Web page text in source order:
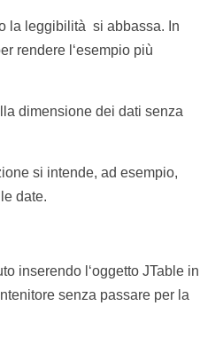
la leggibilità si abbassa. In
rendere l‘esempio più
dimensione dei dati senza
si intende, ad esempio,
date.
inserendo l‘oggetto JTable in
senza passare per la